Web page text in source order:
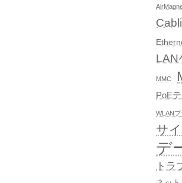
LAN
MMC
PoE
WLAN
サ
デ
トラ